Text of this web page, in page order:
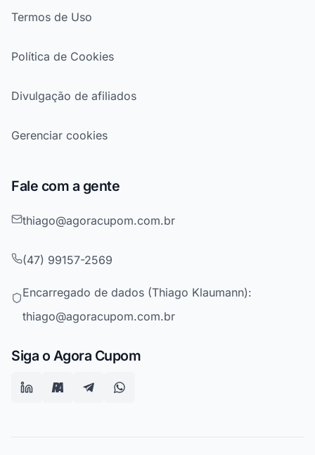
Termos de Uso
Política de Cookies
Divulgação de afiliados
Gerenciar cookies
Fale com a gente
thiago@agoracupom.com.br
(47) 99157-2569
Encarregado de dados (Thiago Klaumann):
thiago@agoracupom.com.br
Siga o Agora Cupom